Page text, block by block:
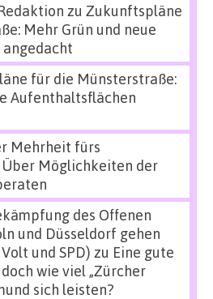
zu Zukunftspläne
Mehr Grün und neue
für die Münsterstraße:
Aufenthaltsflächen
Mehrheit fürs
Möglichkeiten der
des Offenen
und Düsseldorf gehen
und SPD) zu Eine gute
wie viel „Zürcher
sich leisten?